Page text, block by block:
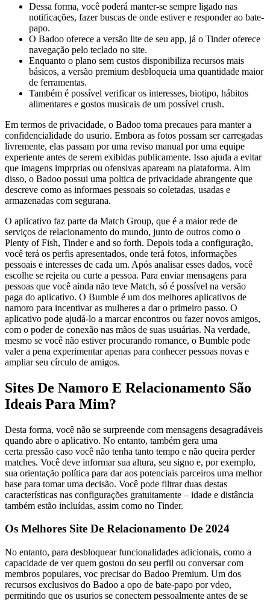
Dessa forma, você poderá manter-se sempre ligado nas
notificações, fazer buscas de onde estiver e responder ao bate-
papo.
O Badoo oferece a versão lite de seu app, já o Tinder oferece
navegação pelo teclado no site.
Enquanto o plano sem custos disponibiliza recursos mais
básicos, a versão premium desbloqueia uma quantidade maior
de ferramentas.
Também é possível verificar os interesses, biotipo, hábitos
alimentares e gostos musicais de um possível crush.
Em termos de privacidade, o Badoo toma precaues para manter a
confidencialidade do usurio. Embora as fotos possam ser carregadas
livremente, elas passam por uma reviso manual por uma equipe
experiente antes de serem exibidas publicamente. Isso ajuda a evitar
que imagens imprprias ou ofensivas apaream na plataforma. Alm
disso, o Badoo possui uma poltica de privacidade abrangente que
descreve como as informaes pessoais so coletadas, usadas e
armazenadas com segurana.
O aplicativo faz parte da Match Group, que é a maior rede de
serviços de relacionamento do mundo, junto de outros como o
Plenty of Fish, Tinder e and so forth. Depois toda a configuração,
você terá os perfis apresentados, onde terá fotos, informações
pessoais e interesses de cada um. Após analisar esses dados, você
escolhe se rejeita ou curte a pessoa. Para enviar mensagens para
pessoas que você ainda não teve Match, só é possível na versão
paga do aplicativo. O Bumble é um dos melhores aplicativos de
namoro para incentivar as mulheres a dar o primeiro passo. O
aplicativo pode ajudá-lo a marcar encontros ou fazer novos amigos,
com o poder de conexão nas mãos de suas usuárias. Na verdade,
mesmo se você não estiver procurando romance, o Bumble pode
valer a pena experimentar apenas para conhecer pessoas novas e
ampliar seu círculo de amigos.
Sites De Namoro E Relacionamento São
Ideais Para Mim?
Desta forma, você não se surpreende com mensagens desagradáveis
quando abre o aplicativo. No entanto, também gera uma
certa pressão caso você não tenha tanto tempo e não queira perder
matches. Você deve informar sua altura, seu signo e, por exemplo,
sua orientação política para dar aos potenciais parceiros uma melhor
base para tomar uma decisão. Você pode filtrar duas destas
características nas configurações gratuitamente – idade e distância
também estão incluídas, assim como no Tinder.
Os Melhores Site De Relacionamento De 2024
No entanto, para desbloquear funcionalidades adicionais, como a
capacidade de ver quem gostou do seu perfil ou conversar com
membros populares, voc precisar do Badoo Premium. Um dos
recursos exclusivos do Badoo a opo de bate-papo por vdeo,
permitindo que os usurios se conectem pessoalmente antes de se